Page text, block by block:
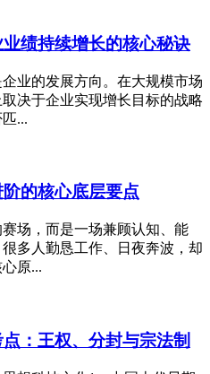
绩持续增长的核心秘诀
业的发展方向。在大规模市场
决于企业实现增长目标的战略
...
的核心底层要点
场，而是一场兼顾认知、能
多人勤恳工作、日夜奔波，却
原...
：王权、分封与宗法制